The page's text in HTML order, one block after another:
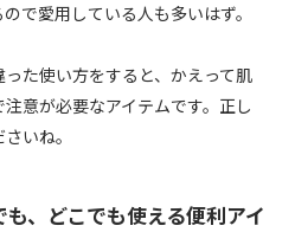
で愛用している人も多いはず。
た使い方をすると、かえって肌
意が必要なアイテムです。正し
いね。
、どこでも使える便利アイ